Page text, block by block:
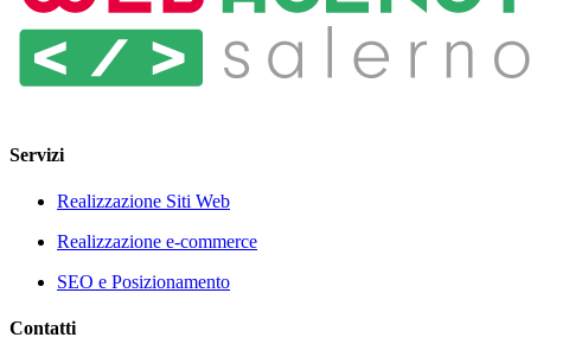
Servizi
Realizzazione Siti Web
Realizzazione e-commerce
SEO e Posizionamento
Contatti